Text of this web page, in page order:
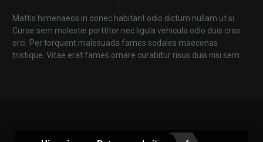
Mattis himenaeos in donec habitant odio dictum nullam ut si.
Curae sem molestie porttitor nec ligula vehicula odio duis cras
orci. Per torquent malesuada fames sodales maecenas
tristique. Vitae erat fames ornare curabitur risus duis nisi sem.